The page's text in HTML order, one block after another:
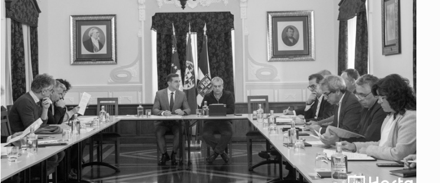
Habitar Portugal
Glossário de Arquitectura de
Autor
Lisboa e Vale do Tejo
Alentejo
Algarve
Madeira
Açores
Comunicados
Toda a OA
Norte
Centro
Lisboa e Vale do Tejo
Alentejo
Algarve
Madeira
Açores